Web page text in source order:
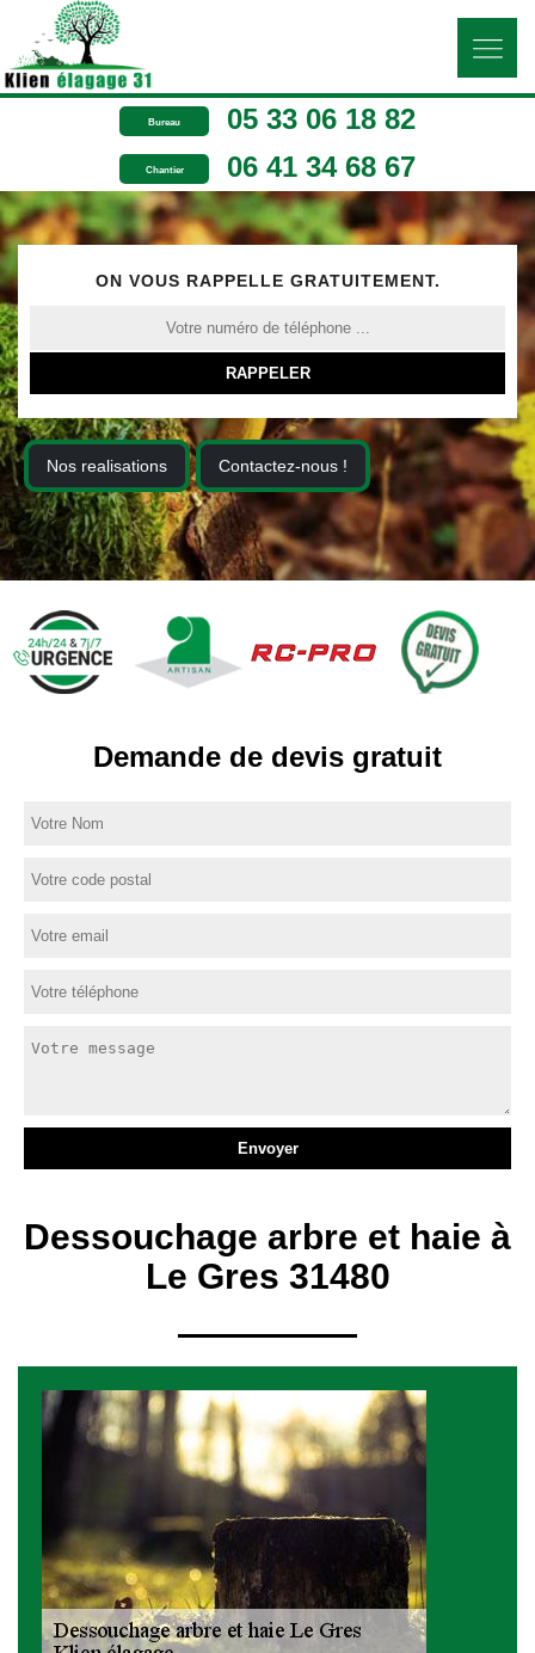
Bureau 05 33 06 18 82
Chantier 06 41 34 68 67
ON VOUS RAPPELLE GRATUITEMENT.
Nos realisations Contactez-nous !
Demande de devis gratuit
Dessouchage arbre et haie à
Le Gres 31480